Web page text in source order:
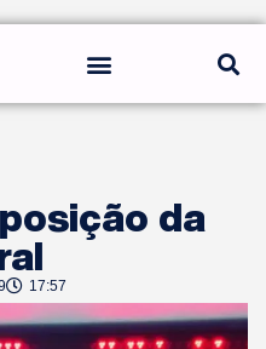
da
17:57